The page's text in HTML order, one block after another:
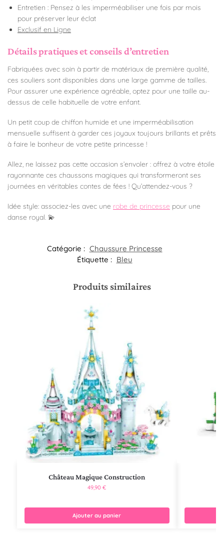
Entretien : Pensez à les imperméabiliser une fois par mois
pour préserver leur éclat
Exclusif en Ligne
Détails pratiques et conseils d’entretien
Fabriquées avec soin à partir de matériaux de première qualité,
ces souliers sont disponibles dans une large gamme de tailles.
Pour assurer une expérience agréable, optez pour une taille au-
dessus de celle habituelle de votre enfant.
Un petit coup de chiffon humide et une imperméabilisation
mensuelle suffisent à garder ces joyaux toujours brillants et prêts
à faire le bonheur de votre petite princesse !
Allez, ne laissez pas cette occasion s’envoler : offrez à votre étoile
rayonnante ces chaussons magiques qui transformeront ses
journées en véritables contes de fées ! Qu’attendez-vous ?
Idée style: associez-les avec une robe de princesse pour une
danse royal. 💫
Catégorie : Chaussure Princesse
Étiquette : Bleu
Produits similaires
Château Magique Construction
49,90€
Ajouter au panier